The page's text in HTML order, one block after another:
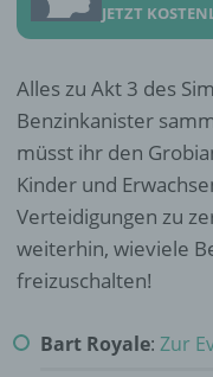
JETZT
Alles zu Akt 3 des
Benzinkanister
müsst ihr den
Kinder und
Verteidigungen zu
weiterhin, wieviele
freizuschalten!
Bart Royale: Zur